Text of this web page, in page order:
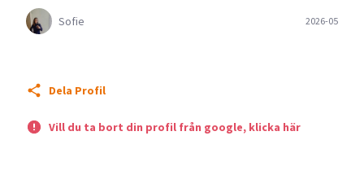
Sofie 2026-05
Dela Profil
Vill du ta bort din profil från google, klicka här